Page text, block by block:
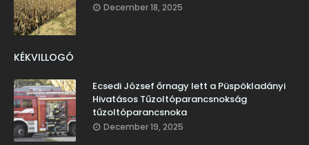
December 18, 2025
KÉKVILLOGÓ
Ecsedi József őrnagy lett a Püspökladányi
Hivatásos Tűzoltóparancsnokság
tűzoltóparancsnoka
December 19, 2025